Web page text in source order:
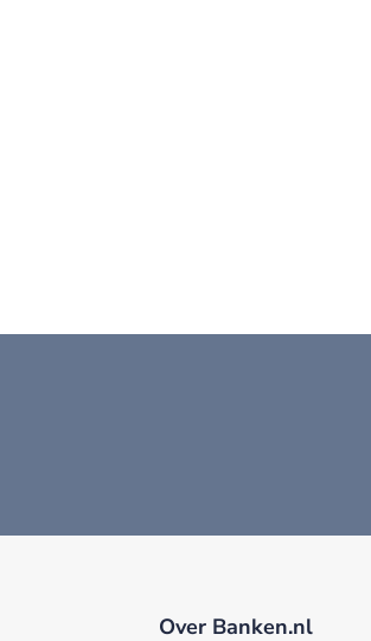
Over Banken.nl